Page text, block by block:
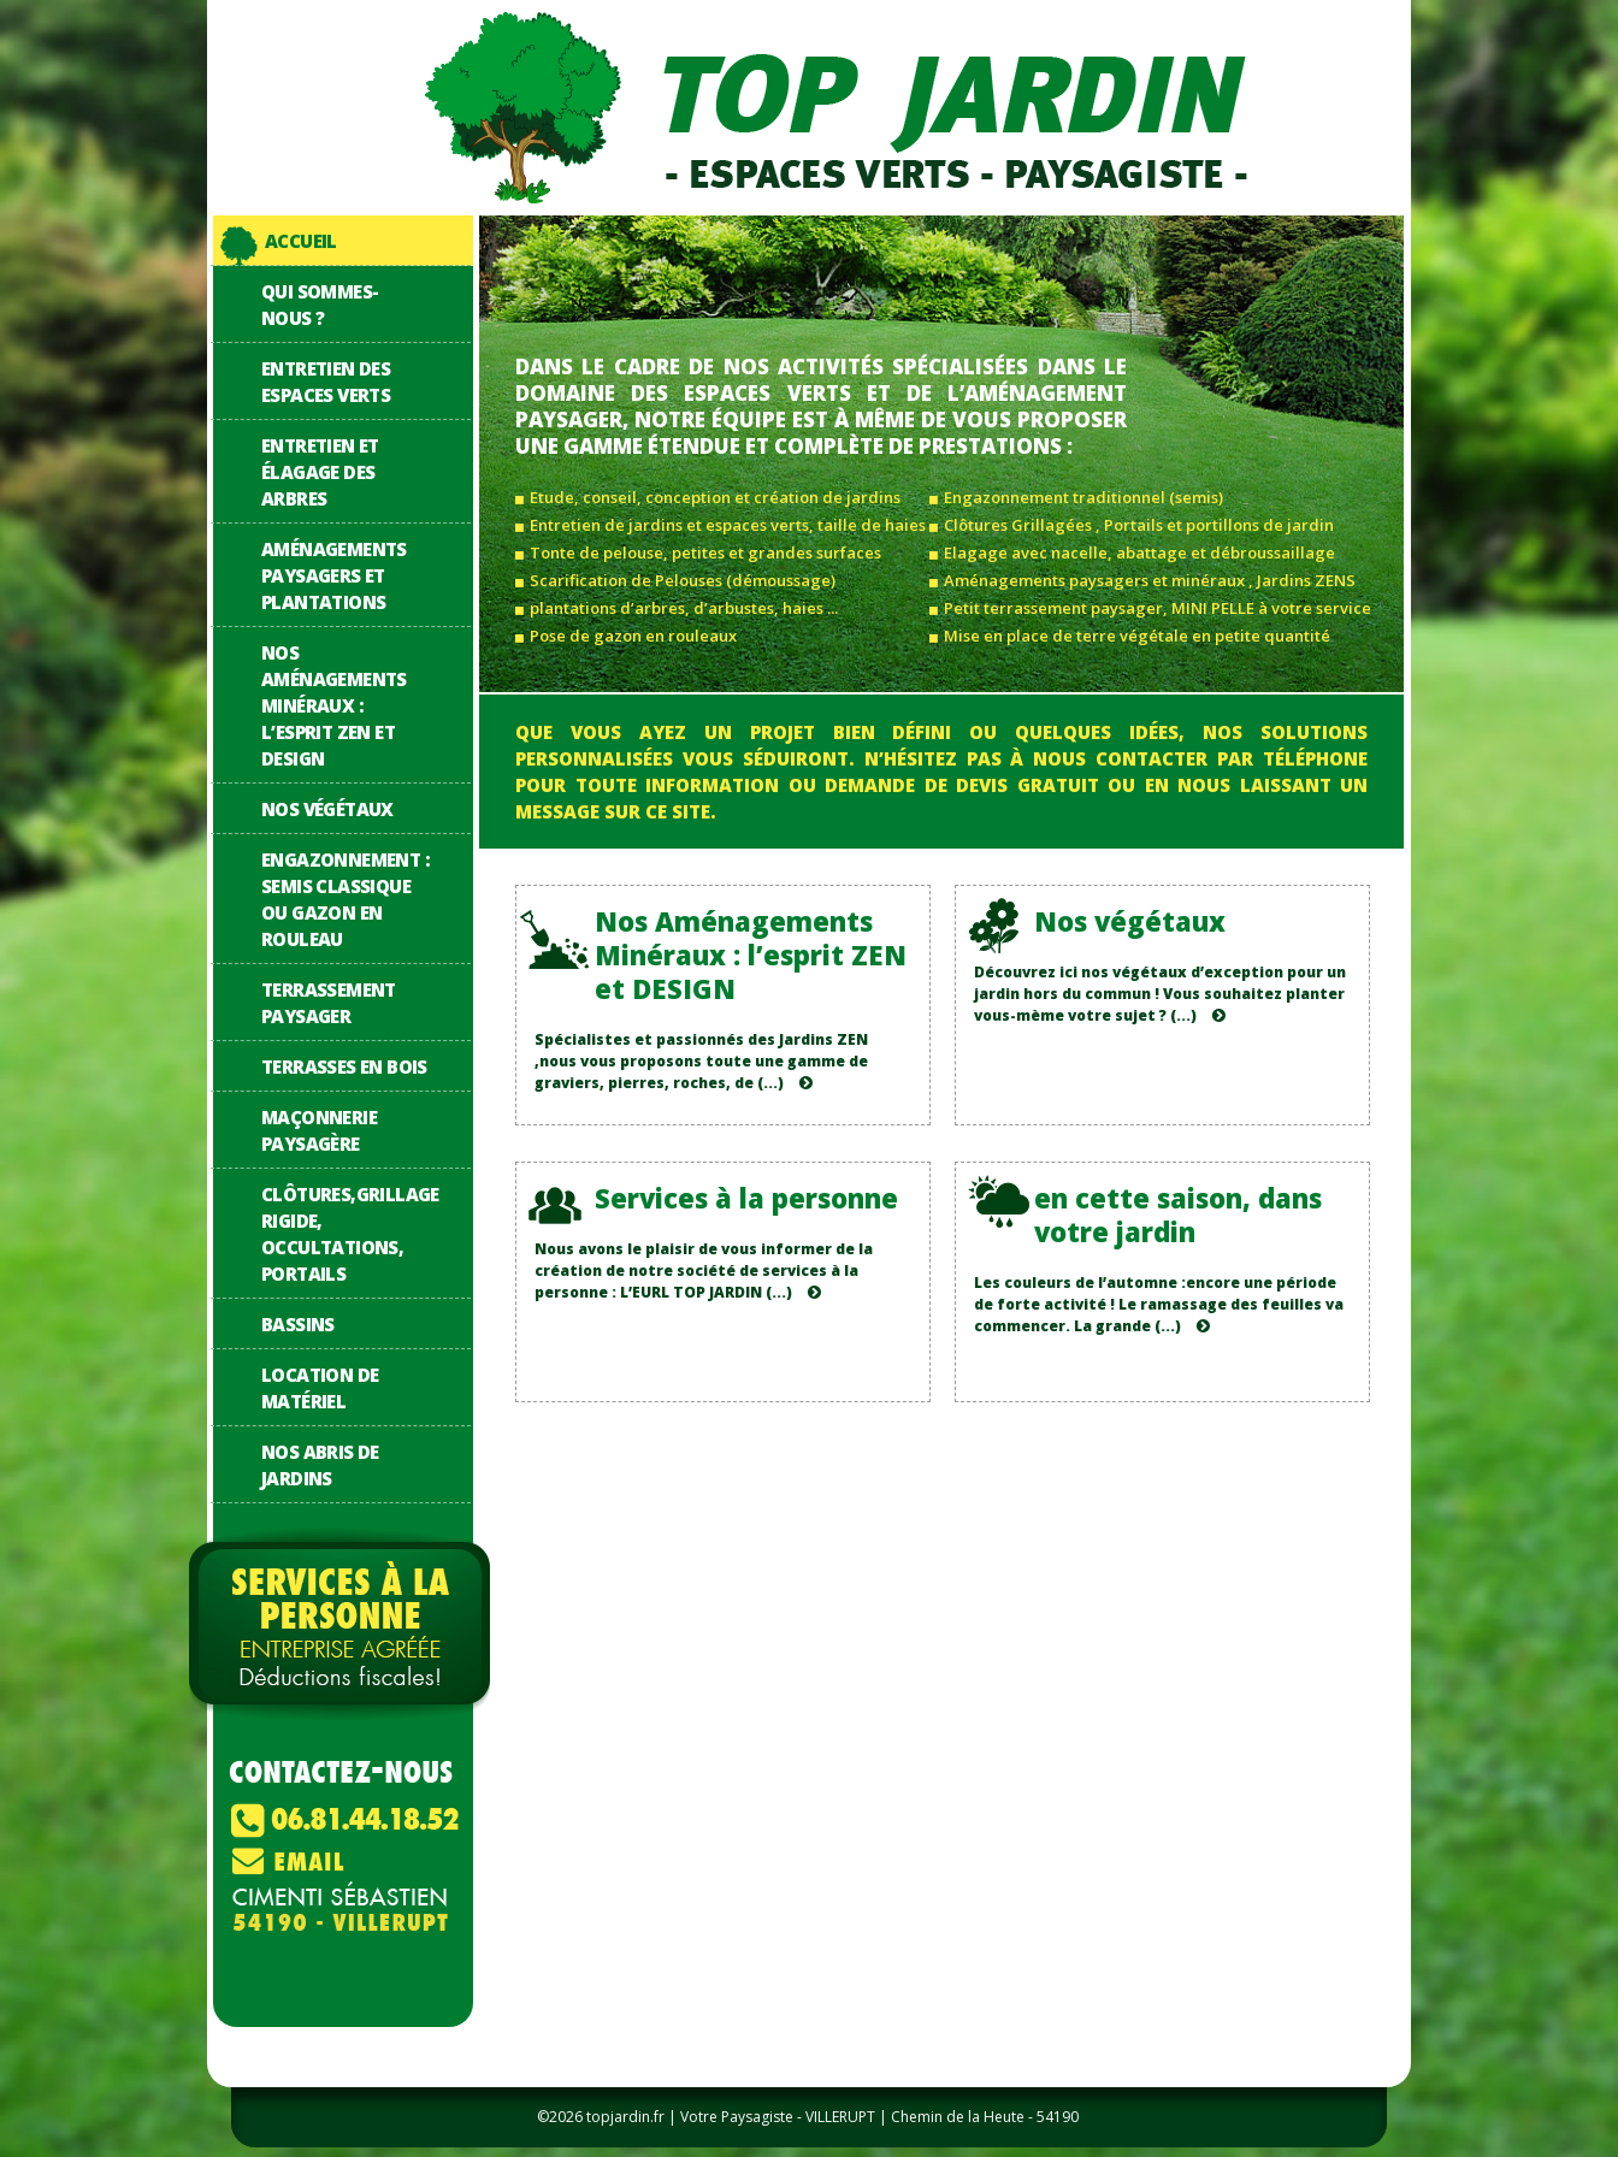
ACCUEIL
QUI SOMMES-
NOUS ?
ENTRETIEN DES
ESPACES VERTS
ENTRETIEN ET
ÉLAGAGE DES
ARBRES
AMÉNAGEMENTS
PAYSAGERS ET
PLANTATIONS
NOS
AMÉNAGEMENTS
MINÉRAUX :
L’ESPRIT ZEN ET
DESIGN
NOS VÉGÉTAUX
ENGAZONNEMENT :
SEMIS CLASSIQUE
OU GAZON EN
ROULEAU
TERRASSEMENT
PAYSAGER
TERRASSES EN BOIS
MAÇONNERIE
PAYSAGÈRE
CLÔTURES,GRILLAGE
RIGIDE,
OCCULTATIONS,
PORTAILS
BASSINS
LOCATION DE
MATÉRIEL
NOS ABRIS DE
JARDINS
DANS LE CADRE DE NOS ACTIVITÉS SPÉCIALISÉES DANS LE
DOMAINE DES ESPACES VERTS ET DE L’AMÉNAGEMENT
PAYSAGER, NOTRE ÉQUIPE EST À MÊME DE VOUS PROPOSER
UNE GAMME ÉTENDUE ET COMPLÈTE DE PRESTATIONS :
Etude, conseil, conception et création de jardins
Engazonnement traditionnel (semis)
Entretien de jardins et espaces verts, taille de haies
Clôtures Grillagées , Portails et portillons de jardin
Tonte de pelouse, petites et grandes surfaces
Elagage avec nacelle, abattage et débroussaillage
Scarification de Pelouses (démoussage)
Aménagements paysagers et minéraux , Jardins ZENS
plantations d’arbres, d’arbustes, haies ...
Petit terrassement paysager, MINI PELLE à votre service
Pose de gazon en rouleaux
Mise en place de terre végétale en petite quantité
QUE VOUS AYEZ UN PROJET BIEN DÉFINI OU QUELQUES IDÉES, NOS SOLUTIONS
PERSONNALISÉES VOUS SÉDUIRONT. N’HÉSITEZ PAS À NOUS CONTACTER PAR TÉLÉPHONE
POUR TOUTE INFORMATION OU DEMANDE DE DEVIS GRATUIT OU EN NOUS LAISSANT UN
MESSAGE SUR CE SITE.
Nos Aménagements
Minéraux : l’esprit ZEN
et DESIGN
Spécialistes et passionnés des Jardins ZEN
,nous vous proposons toute une gamme de
graviers, pierres, roches, de (...)
Nos végétaux
Découvrez ici nos végétaux d’exception pour un
jardin hors du commun ! Vous souhaitez planter
vous-mème votre sujet ? (...)
Services à la personne
Nous avons le plaisir de vous informer de la
création de notre société de services à la
personne : L’EURL TOP JARDIN (...)
en cette saison, dans
votre jardin
Les couleurs de l’automne :encore une période
de forte activité ! Le ramassage des feuilles va
commencer. La grande (...)
©2026 topjardin.fr | Votre Paysagiste - VILLERUPT | Chemin de la Heute - 54190